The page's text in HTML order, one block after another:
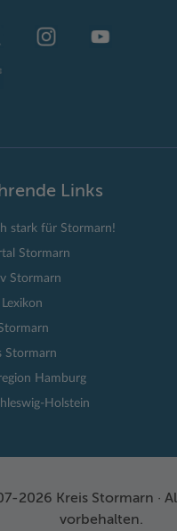
Links
stark für Stormarn!
Stormarn
Stormarn
Stormarn
Hamburg
Holstein
2026 Kreis Stormarn ·
vorbehalten.